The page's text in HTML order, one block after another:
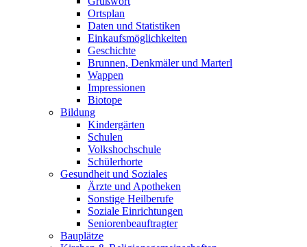
Ortsplan
Daten und Statistiken
Einkaufsmöglichkeiten
Geschichte
Brunnen, Denkmäler und Marterl
Wappen
Impressionen
Biotope
Bildung
Kindergärten
Schulen
Volkshochschule
Schülerhorte
Gesundheit und Soziales
Ärzte und Apotheken
Sonstige Heilberufe
Soziale Einrichtungen
Seniorenbeauftragter
Bauplätze